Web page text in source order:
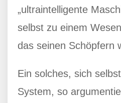
„ultraintelligente
selbst zu einem
das seinen Schöpfern
Ein solches, sich
System, so